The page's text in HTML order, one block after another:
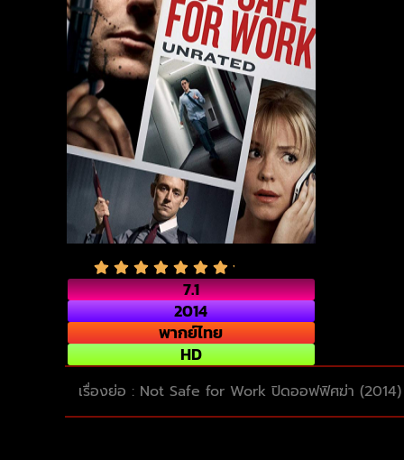
7.1
2014
พากย์ไทย
HD
เรื่องย่อ : Not Safe for Work ปิดออฟฟิศฆ่า (2014)